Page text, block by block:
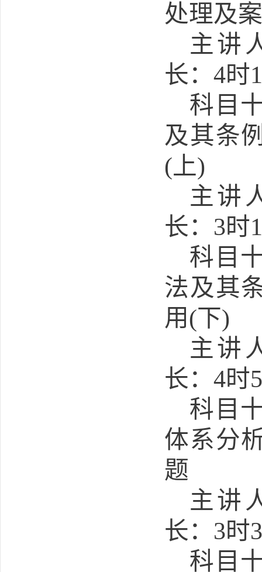
处理及
主讲
长： 4时
科目
及其条
(上)
主讲
长： 3时
科目
法及其
用(下)
主讲
长： 4时
科目
体系分
题
主讲
长： 3时
科目